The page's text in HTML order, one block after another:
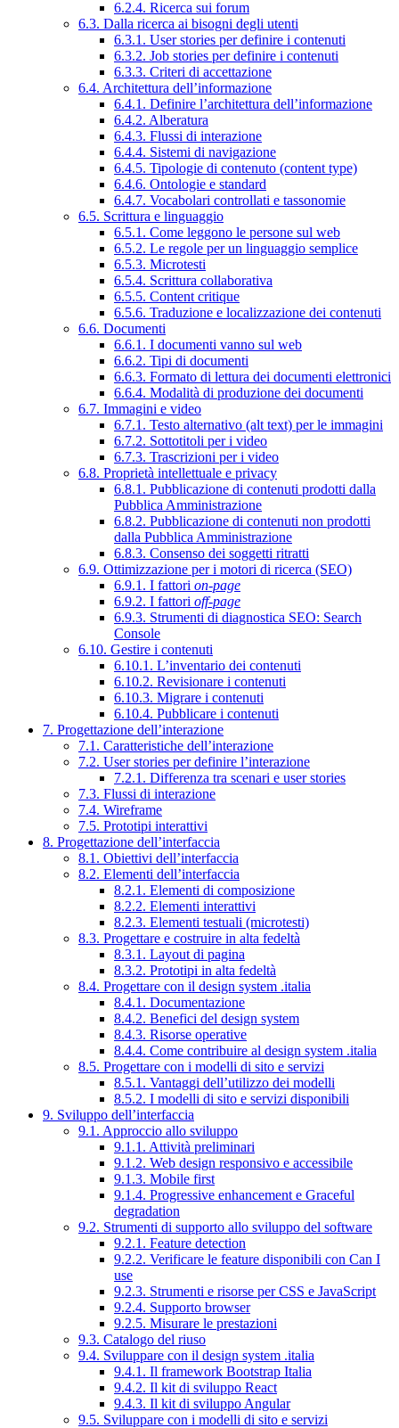
6.2.4. Ricerca sui forum
6.3. Dalla ricerca ai bisogni degli utenti
6.3.1. User stories per definire i contenuti
6.3.2. Job stories per definire i contenuti
6.3.3. Criteri di accettazione
6.4. Architettura dell’informazione
6.4.1. Definire l’architettura dell’informazione
6.4.2. Alberatura
6.4.3. Flussi di interazione
6.4.4. Sistemi di navigazione
6.4.5. Tipologie di contenuto (content type)
6.4.6. Ontologie e standard
6.4.7. Vocabolari controllati e tassonomie
6.5. Scrittura e linguaggio
6.5.1. Come leggono le persone sul web
6.5.2. Le regole per un linguaggio semplice
6.5.3. Microtesti
6.5.4. Scrittura collaborativa
6.5.5. Content critique
6.5.6. Traduzione e localizzazione dei contenuti
6.6. Documenti
6.6.1. I documenti vanno sul web
6.6.2. Tipi di documenti
6.6.3. Formato di lettura dei documenti elettronici
6.6.4. Modalità di produzione dei documenti
6.7. Immagini e video
6.7.1. Testo alternativo (alt text) per le immagini
6.7.2. Sottotitoli per i video
6.7.3. Trascrizioni per i video
6.8. Proprietà intellettuale e privacy
6.8.1. Pubblicazione di contenuti prodotti dalla
Pubblica Amministrazione
6.8.2. Pubblicazione di contenuti non prodotti
dalla Pubblica Amministrazione
6.8.3. Consenso dei soggetti ritratti
6.9. Ottimizzazione per i motori di ricerca (SEO)
6.9.1. I fattori on-page
6.9.2. I fattori off-page
6.9.3. Strumenti di diagnostica SEO: Search
Console
6.10. Gestire i contenuti
6.10.1. L’inventario dei contenuti
6.10.2. Revisionare i contenuti
6.10.3. Migrare i contenuti
6.10.4. Pubblicare i contenuti
7. Progettazione dell’interazione
7.1. Caratteristiche dell’interazione
7.2. User stories per definire l’interazione
7.2.1. Differenza tra scenari e user stories
7.3. Flussi di interazione
7.4. Wireframe
7.5. Prototipi interattivi
8. Progettazione dell’interfaccia
8.1. Obiettivi dell’interfaccia
8.2. Elementi dell’interfaccia
8.2.1. Elementi di composizione
8.2.2. Elementi interattivi
8.2.3. Elementi testuali (microtesti)
8.3. Progettare e costruire in alta fedeltà
8.3.1. Layout di pagina
8.3.2. Prototipi in alta fedeltà
8.4. Progettare con il design system .italia
8.4.1. Documentazione
8.4.2. Benefici del design system
8.4.3. Risorse operative
8.4.4. Come contribuire al design system .italia
8.5. Progettare con i modelli di sito e servizi
8.5.1. Vantaggi dell’utilizzo dei modelli
8.5.2. I modelli di sito e servizi disponibili
9. Sviluppo dell’interfaccia
9.1. Approccio allo sviluppo
9.1.1. Attività preliminari
9.1.2. Web design responsivo e accessibile
9.1.3. Mobile first
9.1.4. Progressive enhancement e Graceful
degradation
9.2. Strumenti di supporto allo sviluppo del software
9.2.1. Feature detection
9.2.2. Verificare le feature disponibili con Can I
use
9.2.3. Strumenti e risorse per CSS e JavaScript
9.2.4. Supporto browser
9.2.5. Misurare le prestazioni
9.3. Catalogo del riuso
9.4. Sviluppare con il design system .italia
9.4.1. Il framework Bootstrap Italia
9.4.2. Il kit di sviluppo React
9.4.3. Il kit di sviluppo Angular
9.5. Sviluppare con i modelli di sito e servizi